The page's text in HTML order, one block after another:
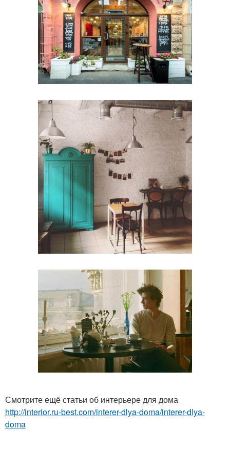
Смотрите ещё статьи об интерьере для дома
http://interior.ru-best.com/interer-dlya-doma/interer-dlya-
doma